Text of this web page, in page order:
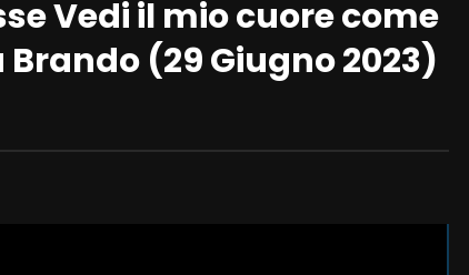
Vedi il mio cuore come
(29 Giugno 2023)